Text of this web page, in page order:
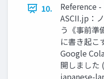
10.
Reference
ASCII.jp：
う《事前準
に書き起こ
Google
開しました